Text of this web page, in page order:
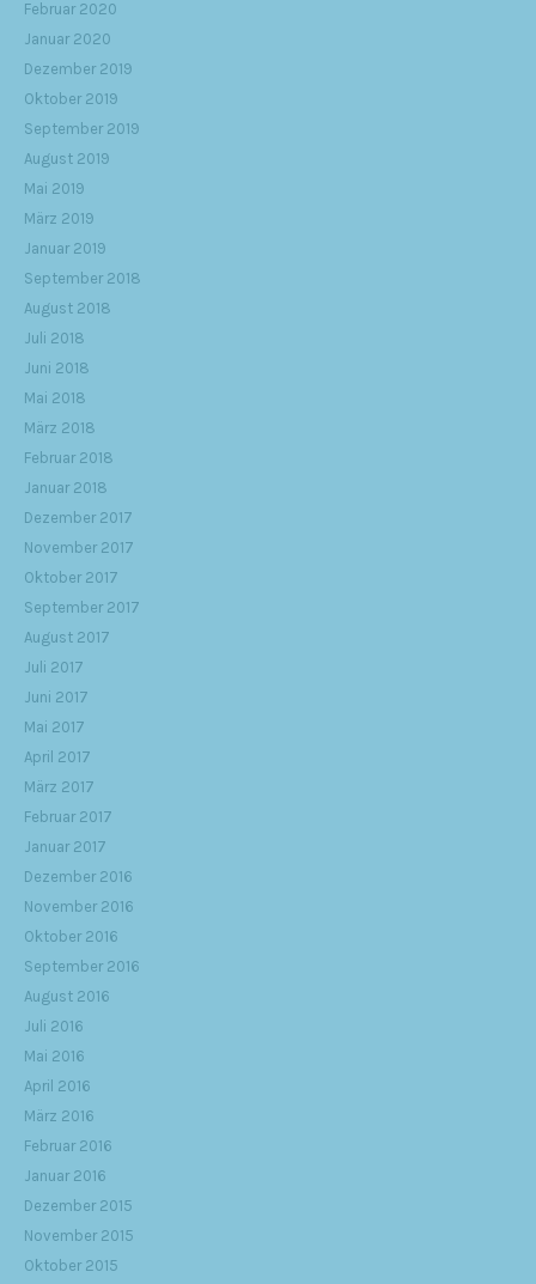
Februar 2020
Januar 2020
Dezember 2019
Oktober 2019
September 2019
August 2019
Mai 2019
März 2019
Januar 2019
September 2018
August 2018
Juli 2018
Juni 2018
Mai 2018
März 2018
Februar 2018
Januar 2018
Dezember 2017
November 2017
Oktober 2017
September 2017
August 2017
Juli 2017
Juni 2017
Mai 2017
April 2017
März 2017
Februar 2017
Januar 2017
Dezember 2016
November 2016
Oktober 2016
September 2016
August 2016
Juli 2016
Mai 2016
April 2016
März 2016
Februar 2016
Januar 2016
Dezember 2015
November 2015
Oktober 2015